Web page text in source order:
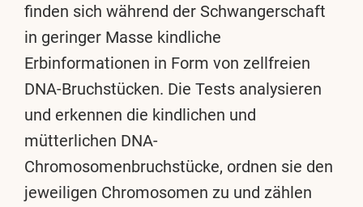
finden sich während der Schwangerschaft
in geringer Masse kindliche
Erbinformationen in Form von zellfreien
DNA-Bruchstücken. Die Tests analysieren
und erkennen die kindlichen und
mütterlichen DNA-
Chromosomenbruchstücke, ordnen sie den
jeweiligen Chromosomen zu und zählen